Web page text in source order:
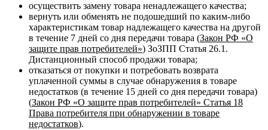
осуществить замену товара ненадлежащего качества;
вернуть или обменять не подошедший по каким-либо
характеристикам товар надлежащего качества на другой
в течение 7 дней со дня передачи товара (Закон РФ «О
защите прав потребителей») ЗоЗПП Статья 26.1.
Дистанционный способ продажи товара;
отказаться от покупки и потребовать возврата
уплаченной суммы в случае обнаружения в товаре
недостатков (в течение 15 дней со дня передачи товара)
(Закон РФ «О защите прав потребителей» Статья 18
Права потребителя при обнаружении в товаре
недостатков).